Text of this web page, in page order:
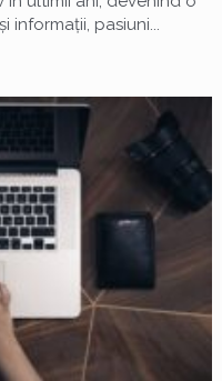
informații, pasiuni...